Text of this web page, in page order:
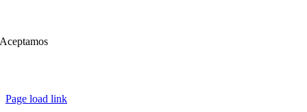
Aceptamos
Page load link